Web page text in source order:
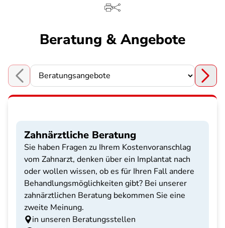
Beratung & Angebote
Choose a section
Zahnärztliche Beratung
Sie haben Fragen zu Ihrem Kostenvoranschlag
vom Zahnarzt, denken über ein Implantat nach
oder wollen wissen, ob es für Ihren Fall andere
Behandlungsmöglichkeiten gibt? Bei unserer
zahnärztlichen Beratung bekommen Sie eine
zweite Meinung.
in unseren Beratungsstellen